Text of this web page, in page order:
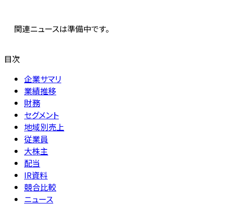
関連ニュースは準備中です。
目次
企業サマリ
業績推移
財務
セグメント
地域別売上
従業員
大株主
配当
IR資料
競合比較
ニュース